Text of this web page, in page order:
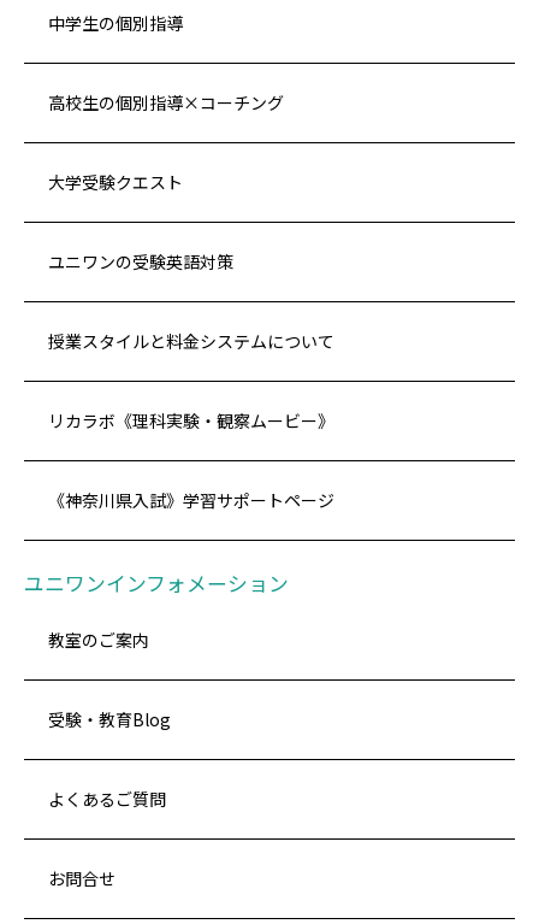
中学生の個別指導
高校生の個別指導×コーチング
大学受験クエスト
ユニワンの受験英語対策
授業スタイルと料金システムについて
リカラボ《理科実験・観察ムービー》
《神奈川県入試》学習サポートページ
ユニワンインフォメーション
教室のご案内
受験・教育Blog
よくあるご質問
お問合せ